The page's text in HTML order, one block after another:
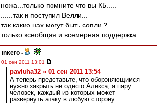
ножа...только помните что вы КБ.....
......так и поступил Велли...
так какие нах могут быть сопли ?
только всеобщая и всемерная поддержка.....
inkero -
01 сен 2011 13:01
pavluha32 » 01 сен 2011 13:54
А теперь представьте, что обороняющимся
нужно закрыть не одного Алекса, а пару
человек, каждый из которых может
развернуть атаку в любую сторону